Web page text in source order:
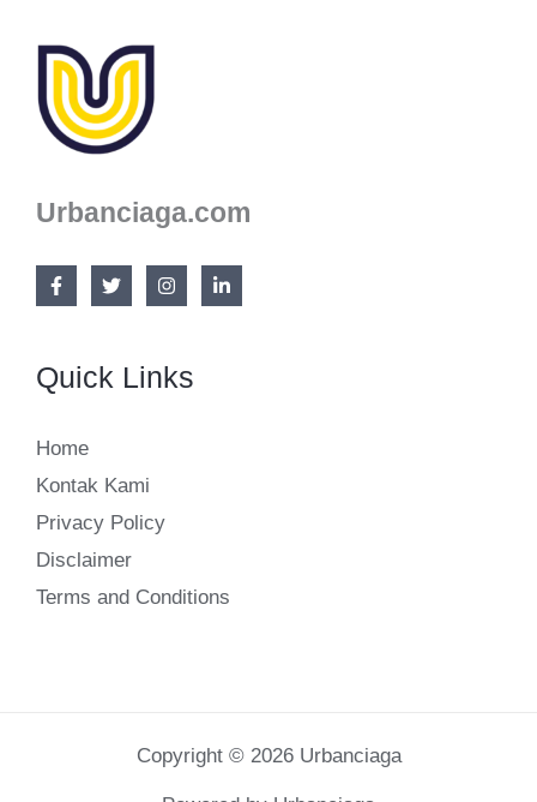
Sepi?
Simak
Urbanciaga.com
Quick Links
Home
Kontak Kami
Privacy Policy
Disclaimer
Terms and Conditions
Copyright © 2026 Urbanciaga